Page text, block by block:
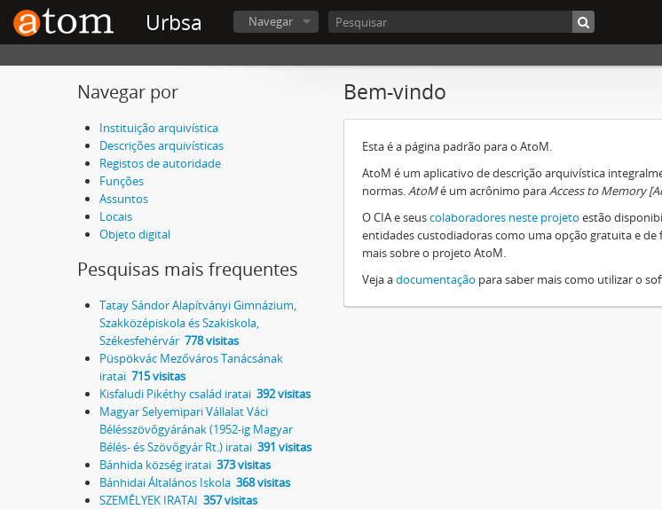
Urbsa Navegar
Navegar por
Instituição arquivística
Descrições arquivísticas
Registos de autoridade
Funções
Assuntos
Locais
Objeto digital
Pesquisas mais frequentes
Tatay Sándor Alapítványi Gimnázium,
Szakközépiskola és Szakiskola,
Székesfehérvár 778 visitas
Püspökvác Mezőváros Tanácsának
iratai 715 visitas
Kisfaludi Pikéthy család iratai 392 visitas
Magyar Selyemipari Vállalat Váci
Bélésszövőgyárának (1952-ig Magyar
Bélés- és Szövőgyár Rt.) iratai 391 visitas
Bánhida község iratai 373 visitas
Bánhidai Általános Iskola 368 visitas
SZEMÉLYEK IRATAI 357 visitas
Bem-vindo
Esta é a página padrão para o AtoM.
AtoM é um aplicativo de descrição arquivística
normas.AtoMé um acrônimo paraAccess to Memory
O CIA e seuscolaboradores neste projeto estão
entidades custodiadoras como uma opção gratuita e de
mais sobre o projeto AtoM.
Veja adocumentação para saber mais como utilizar o